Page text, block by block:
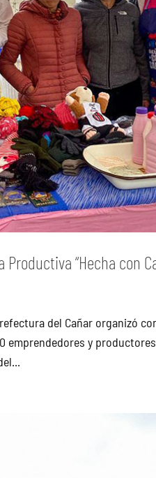
“Hecha con
del Cañar organizó
emprendedores y